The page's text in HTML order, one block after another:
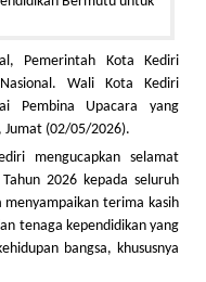
Pemerintah Kota Kediri
Wali Kota Kediri
Pembina Upacara yang
Jumat (02/05/2026).
mengucapkan selamat
2026 kepada seluruh
menyampaikan terima kasih
tenaga kependidikan yang
bangsa, khususnya